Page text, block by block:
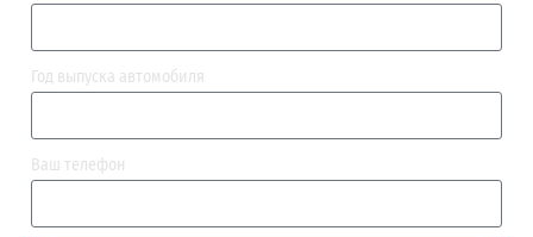
Год выпуска автомобиля
Ваш телефон